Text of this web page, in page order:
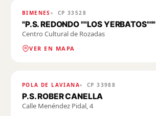
BIMENES CP33528
"P.S. REDONDO ""LOS YERBATOS"""
Centro Cultural de Rozadas
VER EN MAPA
POLA DE LAVIANA CP33988
P.S. ROBER CANELLA
Calle Menéndez Pidal, 4